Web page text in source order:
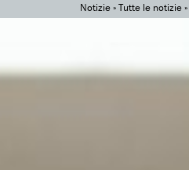
Notizie»Tutte le notizie»